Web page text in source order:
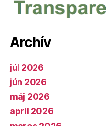
Archív
júl 2026
jún 2026
máj 2026
apríl 2026